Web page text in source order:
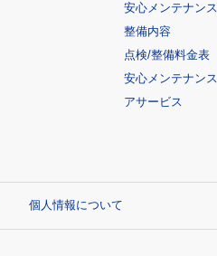
安心メンテナンス
整備内容
点検/整備料金表
安心メンテナン
アサービス
個人情報について